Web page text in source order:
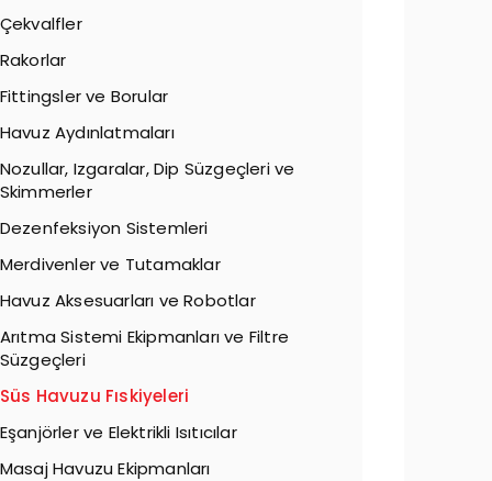
Çekvalfler
Rakorlar
Fittingsler ve Borular
Havuz Aydınlatmaları
Nozullar, Izgaralar, Dip Süzgeçleri ve
Skimmerler
Dezenfeksiyon Sistemleri
Merdivenler ve Tutamaklar
Havuz Aksesuarları ve Robotlar
Arıtma Sistemi Ekipmanları ve Filtre
Süzgeçleri
Süs Havuzu Fıskiyeleri
Eşanjörler ve Elektrikli Isıtıcılar
Masaj Havuzu Ekipmanları